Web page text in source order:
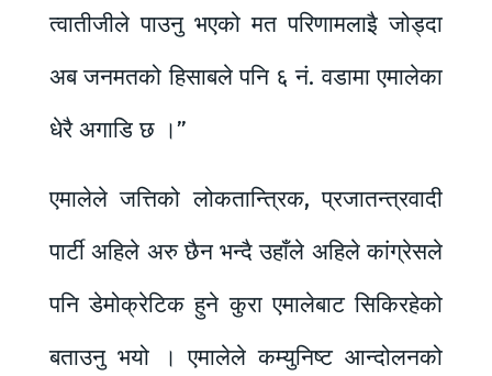
त्वातीजीले पाउनु भएको मत परिणामलाइै जोड्दा
अब जनमतको हिसाबले पनि ६ नं. वडामा एमालेका
धेरै अगाडि छ ।”
एमालेले जत्तिको लोकतान्त्रिक, प्रजातन्त्रवादी
पार्टी अहिले अरु छैन भन्दै उहाँले अहिले कांग्रेसले
पनि डेमोक्रेटिक हुने कुरा एमालेबाट सिकिरहेको
बताउनु भयो । एमालेले कम्युनिष्ट आन्दोलनको